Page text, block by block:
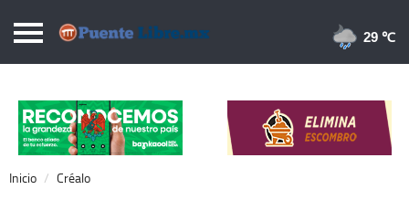
Puentelibre.mx
Local
Nacional
Opinión
29 ℃
Inicio Créalo